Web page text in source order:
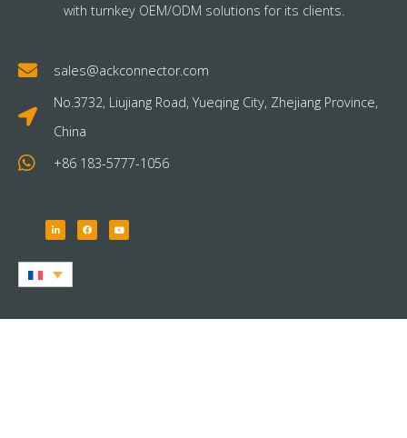
with turnkey OEM/ODM solutions for its clients.
sales@ackconnector.com
No.3732, Liujiang Road, Yueqing City, Zhejiang Province,
China
+86 183-5777-1056